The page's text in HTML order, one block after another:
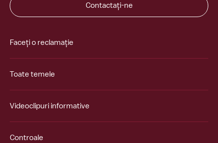
Contactați-ne
Faceți o reclamație
Toate temele
Videoclipuri informative
Controale